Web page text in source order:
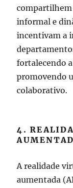
informal e
incentivam a
fortalecendo
promovendo
colaborativo.
4.
A realidade
aumentada